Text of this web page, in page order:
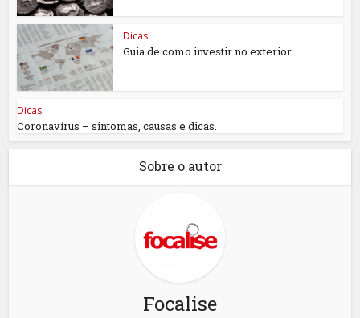
Dicas
Guia de como investir no exterior
Dicas
Coronavírus – sintomas, causas e dicas.
Sobre o autor
Focalise